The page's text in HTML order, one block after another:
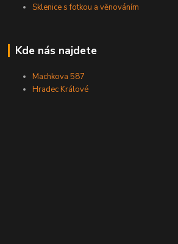
Sklenice s fotkou a věnováním
Kde nás najdete
Machkova 587
Hradec Králové